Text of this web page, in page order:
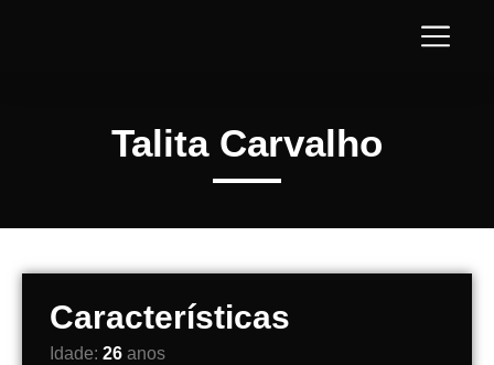
Talita Carvalho
Características
Idade: 26 anos